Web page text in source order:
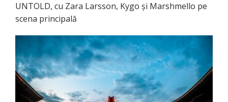
UNTOLD, cu Zara Larsson, Kygo și Marshmello pe
scena principală